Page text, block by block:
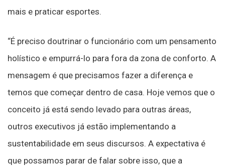
mais e praticar esportes.
“É preciso doutrinar o funcionário com um pensamento
holístico e empurrá-lo para fora da zona de conforto. A
mensagem é que precisamos fazer a diferença e
temos que começar dentro de casa. Hoje vemos que o
conceito já está sendo levado para outras áreas,
outros executivos já estão implementando a
sustentabilidade em seus discursos. A expectativa é
que possamos parar de falar sobre isso, que a